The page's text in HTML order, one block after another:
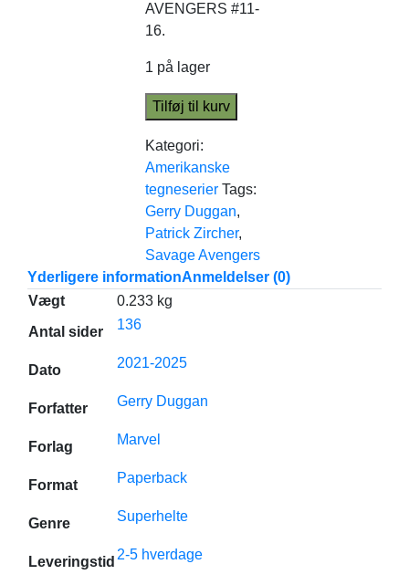
AVENGERS #11-
16.
1 på lager
Tilføj til kurv
Kategori:
Amerikanske
tegneserier Tags:
Gerry Duggan,
Patrick Zircher,
Savage Avengers
Yderligere informationAnmeldelser (0)
Vægt
0.233 kg
Antal sider
136
Dato 2021-2025
Forfatter Gerry Duggan
Forlag Marvel
Format Paperback
Genre Superhelte
Leveringstid 2-5 hverdage